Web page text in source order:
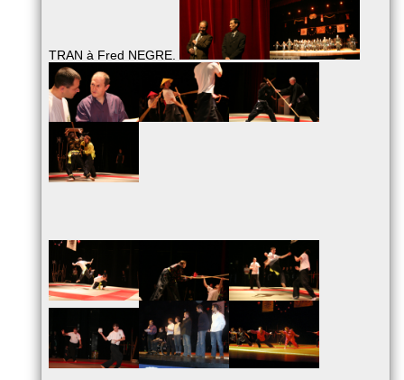
TRAN à Fred NEGRE.